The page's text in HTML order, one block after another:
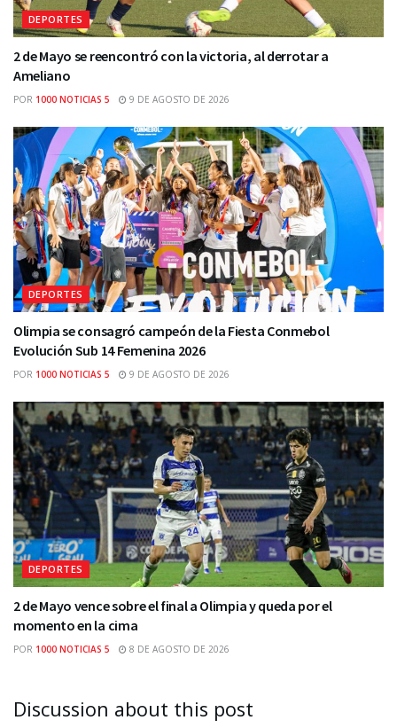
DEPORTES
2 de Mayo se reencontró con la victoria, al derrotar a
Ameliano
POR 1000 NOTICIAS 5 9 DE AGOSTO DE 2026
DEPORTES
Olimpia se consagró campeón de la Fiesta Conmebol
Evolución Sub 14 Femenina 2026
POR 1000 NOTICIAS 5 9 DE AGOSTO DE 2026
DEPORTES
2 de Mayo vence sobre el final a Olimpia y queda por el
momento en la cima
POR 1000 NOTICIAS 5 8 DE AGOSTO DE 2026
Discussion about this post